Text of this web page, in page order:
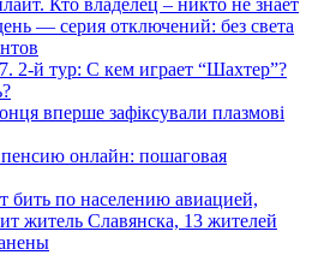
— серия отключений: без света
2-й тур: С кем играет “Шахтер”?
вперше зафіксували плазмові
онлайн: пошаговая
бить по населению авиацией,
житель Славянска, 13 жителей